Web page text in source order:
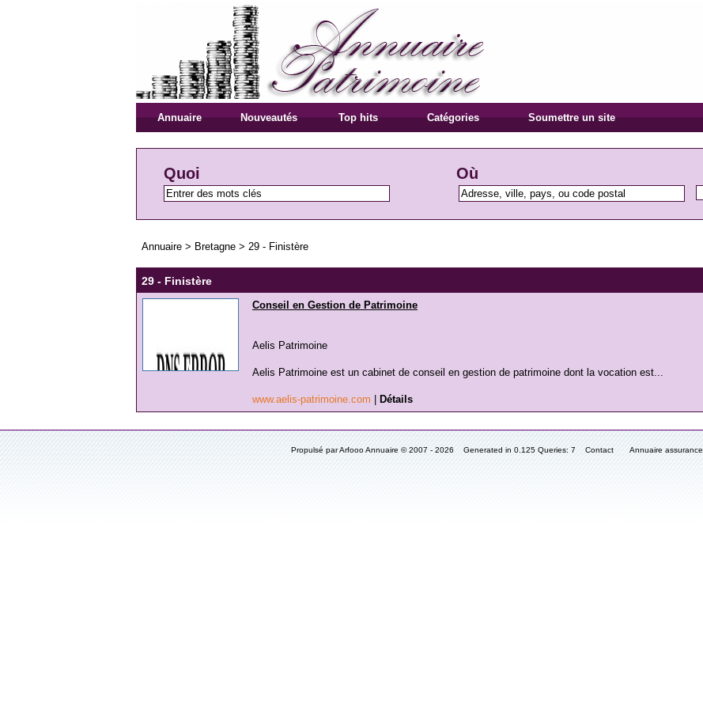
Annuaire Nouveautés Top hits Catégories Soumettre un site
Quoi Où
Annuaire > Bretagne > 29 - Finistère
29 - Finistère
Conseil en Gestion de Patrimoine
Aelis Patrimoine
Aelis Patrimoine est un cabinet de conseil en gestion de patrimoine dont la vocation est...
www.aelis-patrimoine.com Détails
Propulsé par Arfooo Annuaire © 2007 - 2026 Generated in 0.125 Queries: 7 Contact Annuaire assurance